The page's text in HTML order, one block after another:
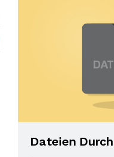
Dateien